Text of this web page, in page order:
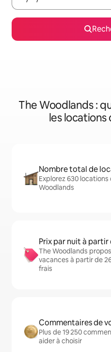
The Woodlands :
les locations
Nombre total de
Explorez 630
Woodlands
Prix par nuit à partir
The Woodlands
vacances à partir de
frais
Commentaires de
Plus de 19 250
aider à choisir